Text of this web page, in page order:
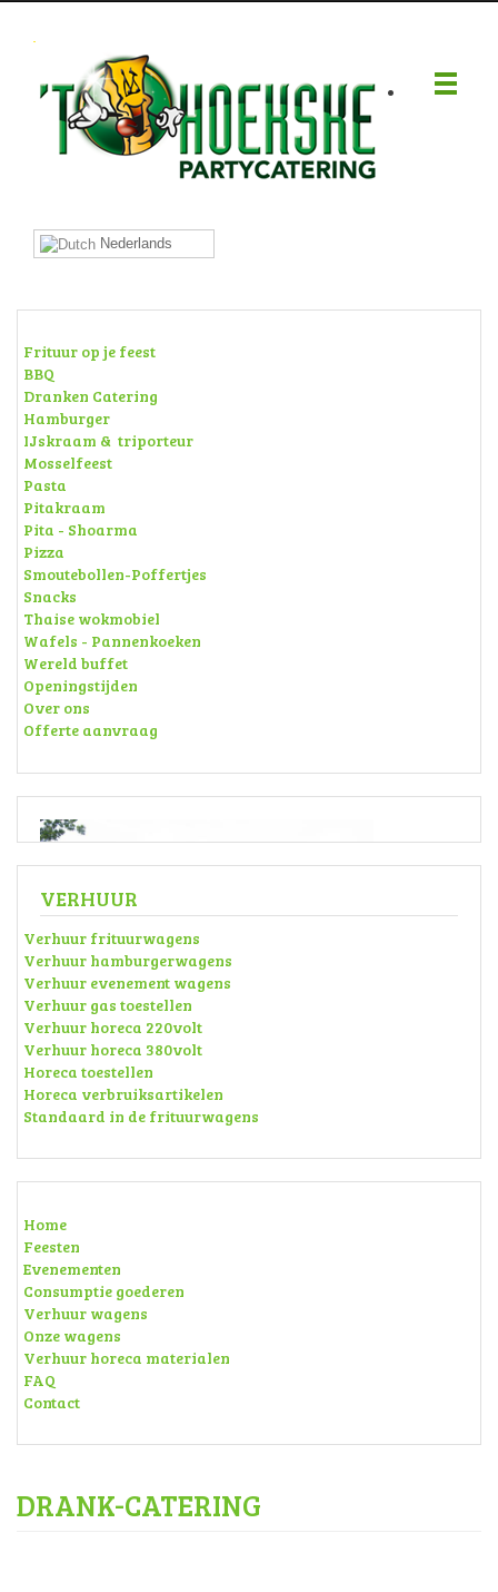
.
Nederlands
Frituur op je feest
BBQ
Dranken Catering
Hamburger
IJskraam & triporteur
Mosselfeest
Pasta
Pitakraam
Pita - Shoarma
Pizza
Smoutebollen-Poffertjes
Snacks
Thaise wokmobiel
Wafels - Pannenkoeken
Wereld buffet
Openingstijden
Over ons
Offerte aanvraag
Verhuur frituurwagens
Verhuur hamburgerwagens
Verhuur evenement wagens
Verhuur gas toestellen
Verhuur horeca 220volt
Verhuur horeca 380volt
Horeca toestellen
Horeca verbruiksartikelen